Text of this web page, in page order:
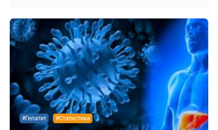
#Гепатит #Статистика